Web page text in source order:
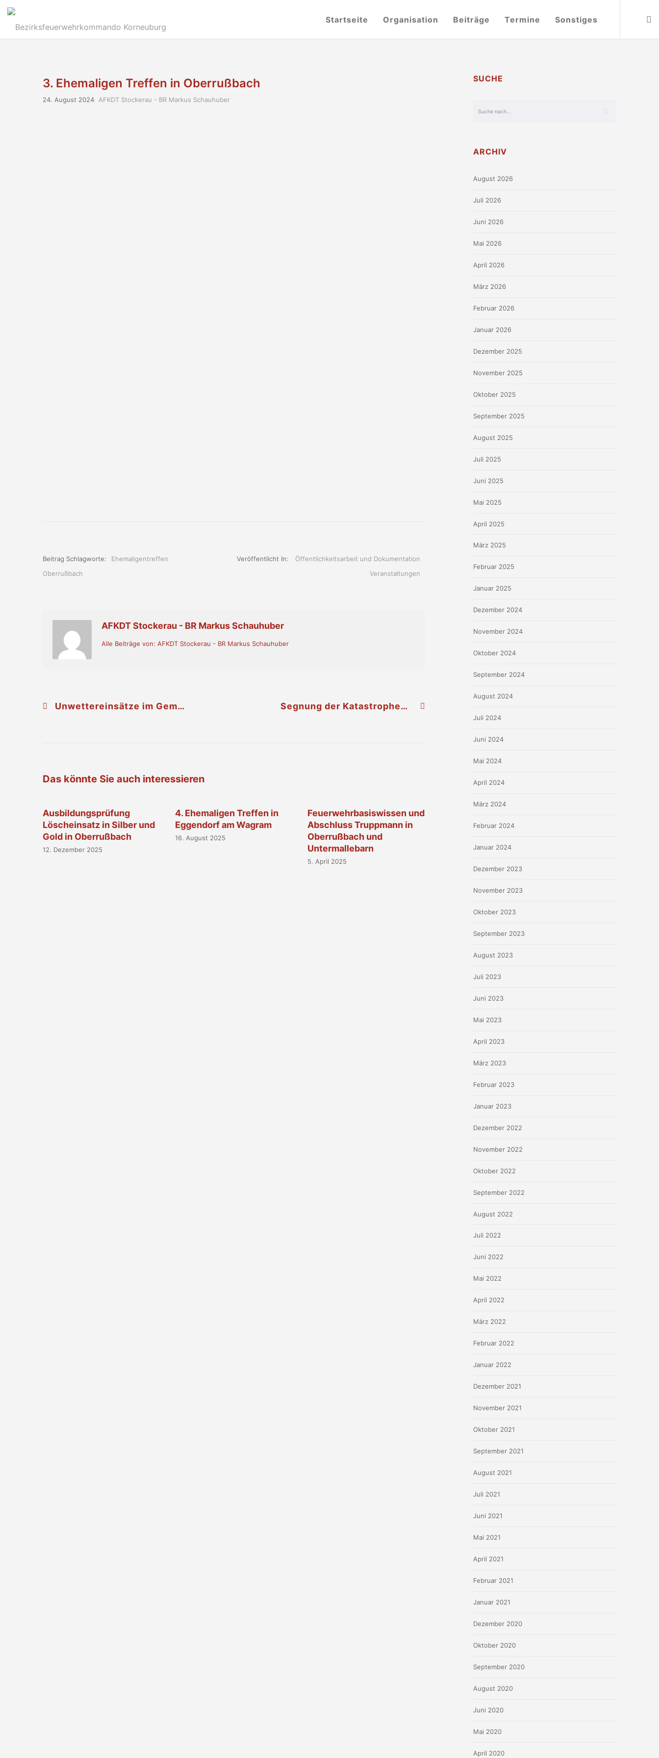
Startseite Organisation Beiträge Termine Sonstiges
3. Ehemaligen Treffen in Oberrußbach
24. August 2024 AFKDT Stockerau - BR Markus Schauhuber
Beitrag Schlagworte:
Ehemaligentreffen
Oberrußbach
Veröffentlicht In:
Öffentlichkeitsarbeit und Dokumentation
Veranstaltungen
AFKDT Stockerau - BR Markus Schauhuber
Alle Beiträge von: AFKDT Stockerau - BR Markus Schauhuber
Unwettereinsätze im Gemeindegebiet Rußbach Segnung der Katastrophenschutzlagerhalle in Pettendorf
Das könnte Sie auch interessieren
Ausbildungsprüfung
Löscheinsatz in Silber und
Gold in Oberrußbach
12. Dezember 2025
4. Ehemaligen Treffen in
Eggendorf am Wagram
16. August 2025
Feuerwehrbasiswissen und
Abschluss Truppmann in
Oberrußbach und
Untermallebarn
5. April 2025
SUCHE
ARCHIV
August 2026
Juli 2026
Juni 2026
Mai 2026
April 2026
März 2026
Februar 2026
Januar 2026
Dezember 2025
November 2025
Oktober 2025
September 2025
August 2025
Juli 2025
Juni 2025
Mai 2025
April 2025
März 2025
Februar 2025
Januar 2025
Dezember 2024
November 2024
Oktober 2024
September 2024
August 2024
Juli 2024
Juni 2024
Mai 2024
April 2024
März 2024
Februar 2024
Januar 2024
Dezember 2023
November 2023
Oktober 2023
September 2023
August 2023
Juli 2023
Juni 2023
Mai 2023
April 2023
März 2023
Februar 2023
Januar 2023
Dezember 2022
November 2022
Oktober 2022
September 2022
August 2022
Juli 2022
Juni 2022
Mai 2022
April 2022
März 2022
Februar 2022
Januar 2022
Dezember 2021
November 2021
Oktober 2021
September 2021
August 2021
Juli 2021
Juni 2021
Mai 2021
April 2021
Februar 2021
Januar 2021
Dezember 2020
Oktober 2020
September 2020
August 2020
Juni 2020
Mai 2020
April 2020